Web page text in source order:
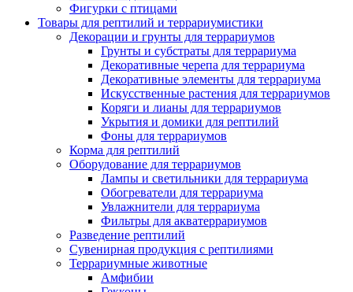
Фигурки с птицами
Товары для рептилий и террариумистики
Декорации и грунты для террариумов
Грунты и субстраты для террариума
Декоративные черепа для террариума
Декоративные элементы для террариума
Искусственные растения для террариумов
Коряги и лианы для террариумов
Укрытия и домики для рептилий
Фоны для террариумов
Корма для рептилий
Оборудование для террариумов
Лампы и светильники для террариума
Обогреватели для террариума
Увлажнители для террариума
Фильтры для акватеррариумов
Разведение рептилий
Сувенирная продукция с рептилиями
Террариумные животные
Амфибии